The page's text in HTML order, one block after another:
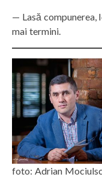
— Lasă compunerea,
mai termini.
foto: Adrian